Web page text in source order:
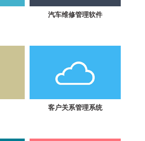
汽车维修管理软件
客户关系管理系统